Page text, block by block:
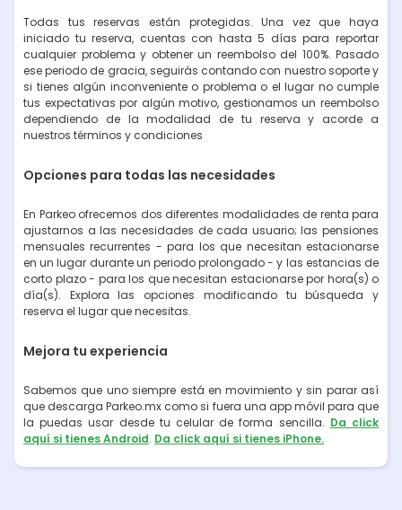
Todas tus reservas están protegidas. Una vez que haya
iniciado tu reserva, cuentas con hasta 5 días para reportar
cualquier problema y obtener un reembolso del 100%. Pasado
ese periodo de gracia, seguirás contando con nuestro soporte y
si tienes algún inconveniente o problema o el lugar no cumple
tus expectativas por algún motivo, gestionamos un reembolso
dependiendo de la modalidad de tu reserva y acorde a
nuestros términos y condiciones
Opciones para todas las necesidades
En Parkeo ofrecemos dos diferentes modalidades de renta para
ajustarnos a las necesidades de cada usuario; las pensiones
mensuales recurrentes - para los que necesitan estacionarse
en un lugar durante un periodo prolongado - y las estancias de
corto plazo - para los que necesitan estacionarse por hora(s) o
día(s). Explora las opciones modificando tu búsqueda y
reserva el lugar que necesitas.
Mejora tu experiencia
Sabemos que uno siempre está en movimiento y sin parar así
que descarga Parkeo.mx como si fuera una app móvil para que
la puedas usar desde tu celular de forma sencilla. Da click
aquí si tienes Android. Da click aquí si tienes iPhone.